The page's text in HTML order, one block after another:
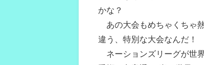
かな？
あの大会もめちゃくちゃ
違う、特別な大会なんだ！
ネーションズリーグが世